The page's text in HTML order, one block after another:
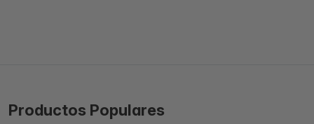
Productos Populares